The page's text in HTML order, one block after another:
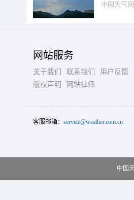
中国天气网
网站服务
关于我们 联系我们
用户反馈
版权声明
网站律师
客服邮箱： service@weather.com.cn
中国